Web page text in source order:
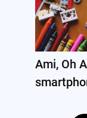
Ami, Oh